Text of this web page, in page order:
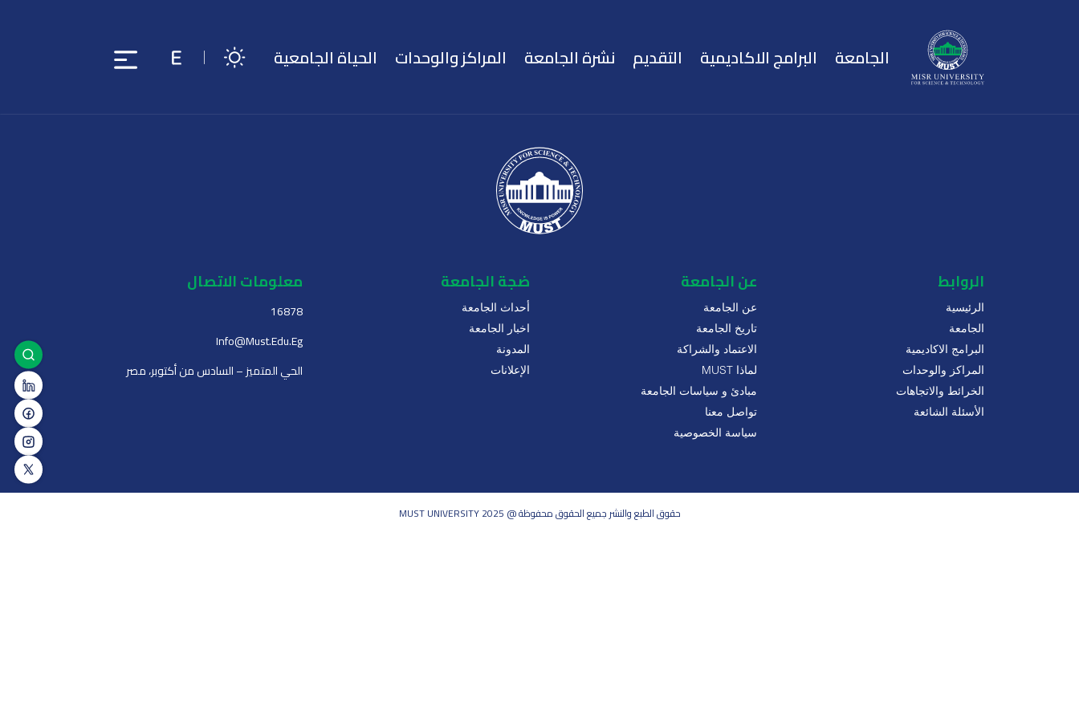
الجامعة البرامج الاكاديمية التقديم نشرة الجامعة المراكز والوحدات الحياة الجامعية
الروابط
الرئيسية
الجامعة
البرامج الاكاديمية
المراكز والوحدات
الخرائط والاتجاهات
الأسئلة الشائعة
عن الجامعة
عن الجامعة
تاريخ الجامعة
الاعتماد والشراكة
لماذا MUST
مبادئ و سياسات الجامعة
تواصل معنا
سياسة الخصوصية
ضجة الجامعة
أحداث الجامعة
اخبار الجامعة
المدونة
الإعلانات
معلومات الاتصال
16878
Info@must.edu.eg
الحي المتميز – السادس من أكتوبر، مصر
حقوق الطبع والنشر جميع الحقوق محفوظة @ MUST UNIVERSITY 2025